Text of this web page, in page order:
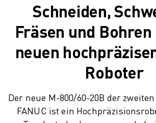
CNC-FUNKTIONEN/OPTIONEN
SIMULATION - DIGITALER ZWILLING
CNC-NACHHALTIGKEIT
CNC-PRODUKTE FÜR DEN BILDUNGSBEREICH
ROBOTERFILTER
INDUSTRIEROBOTER
Schneiden,
Fräsen und
neuen
Roboter
Der neue M-800/60-20B der
FANUC ist ein